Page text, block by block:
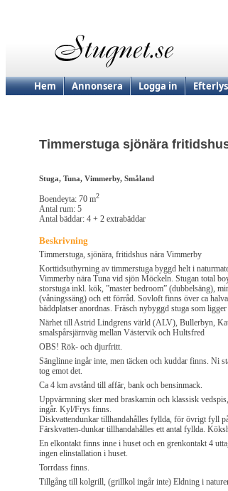
Hem Annonsera Logga in
Timmerstuga sjönära
Stuga, Tuna, Vimmerby, Småland
Boendeyta: 70 m2
Antal rum: 5
Antal bäddar: 4 + 2 extrabäddar
Beskrivning
Timmerstuga, sjönära, fritidshus nära Vimmerby
Korttidsuthyrning av timmerstuga byggd helt i
Vimmerby nära Tuna vid sjön Möckeln. Stugan total
storstuga inkl. kök, ”master bedroom” (dubbelsäng),
(våningssäng) och ett förråd. Sovloft finns över ca
bäddplatser anordnas. Fräsch nybyggd stuga som
Närhet till Astrid Lindgrens värld (ALV), Bullerbyn,
smalspårsjärnväg mellan Västervik och Hultsfred
OBS! Rök- och djurfritt.
Sänglinne ingår inte, men täcken och kuddar finns. Ni
tog emot det.
Ca 4 km avstånd till affär, bank och bensinmack.
Uppvärmning sker med braskamin och klassisk
ingår. Kyl/Frys finns.
Diskvattendunkar tillhandahålles fyllda, för övrigt fyll
Färskvatten-dunkar tillhandahålles ett antal fyllda.
En elkontakt finns inne i huset och en grenkontakt 4
ingen elinstallation i huset.
Torrdass finns.
Tillgång till kolgrill, (grillkol ingår inte) Eldning i